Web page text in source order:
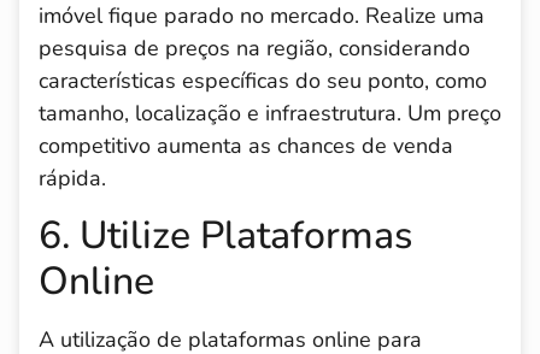
imóvel fique parado no mercado. Realize uma
pesquisa de preços na região, considerando
características específicas do seu ponto, como
tamanho, localização e infraestrutura. Um preço
competitivo aumenta as chances de venda
rápida.
6. Utilize Plataformas
Online
A utilização de plataformas online para